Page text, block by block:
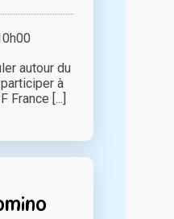
autour du
à
France [...]